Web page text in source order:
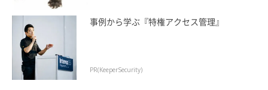
事例から学ぶ『特権アクセス管理』
PR(KeeperSecurity)